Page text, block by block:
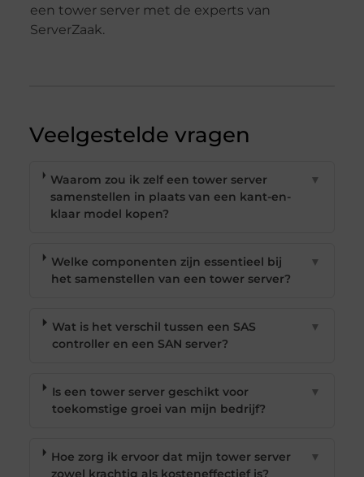
een tower server met de experts van
ServerZaak.
Veelgestelde vragen
Waarom zou ik zelf een tower server
samenstellen in plaats van een kant-en-
klaar model kopen?
▼
Welke componenten zijn essentieel bij
het samenstellen van een tower server?
▼
Wat is het verschil tussen een SAS
controller en een SAN server?
▼
Is een tower server geschikt voor
toekomstige groei van mijn bedrijf?
▼
Hoe zorg ik ervoor dat mijn tower server
zowel krachtig als kosteneffectief is?
▼